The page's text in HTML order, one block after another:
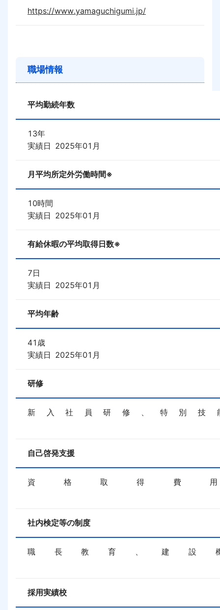
https://www.yamaguchigumi.jp/
職場情報
平均勤続年数
13年
実績日 2025年01月
月平均所定外労働時間※
10時間
実績日 2025年01月
有給休暇の平均取得日数※
7日
実績日 2025年01月
平均年齢
41 歳
実績日 2025年01月
研修
新入社員研修、特別技
自己啓発支援
資格取得費
社内検定等の制度
職長教育、建
採用実績校